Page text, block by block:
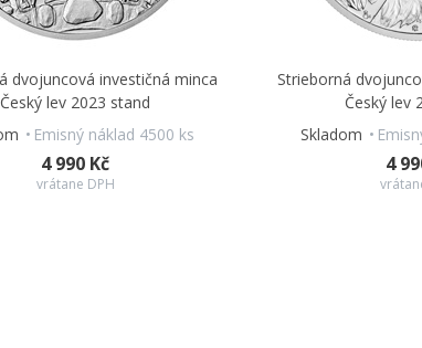
dvojuncová investičná minca
Český lev 2023 stand
Emisný náklad 4500 ks
4 990 Kč
vrátane DPH
Strieborná
Český lev
Skladom
4